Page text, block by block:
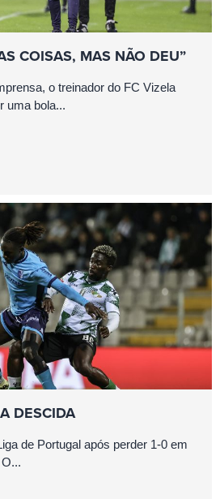
COISAS, MAS NÃO DEU”
o treinador do FC Vizela
uma bola...
DESCIDA
de Portugal após perder 1-0 em